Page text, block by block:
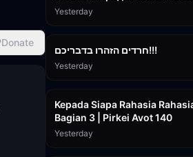
Donate
Yesterday
חרדים הזהרו בדבריכם!!!
Yesterday
Kepada Siapa Rahasia
Bagian 3 | Pirkei Avot 140
Yesterday